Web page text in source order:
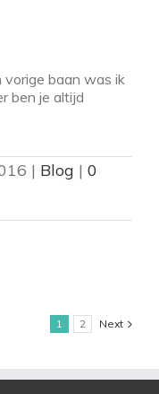
baan was ik
ben je altijd
| Blog | 0
1 2 Next